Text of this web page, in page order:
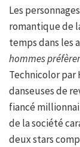
Les
romantique de
temps dans les
hommes
Technicolor par
danseuses de
fiancé
de la société
deux stars